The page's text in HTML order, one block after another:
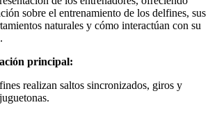
sobre el entrenamiento de los delfines, sus
naturales y cómo interactúan con su
principal:
realizan saltos sincronizados, giros y